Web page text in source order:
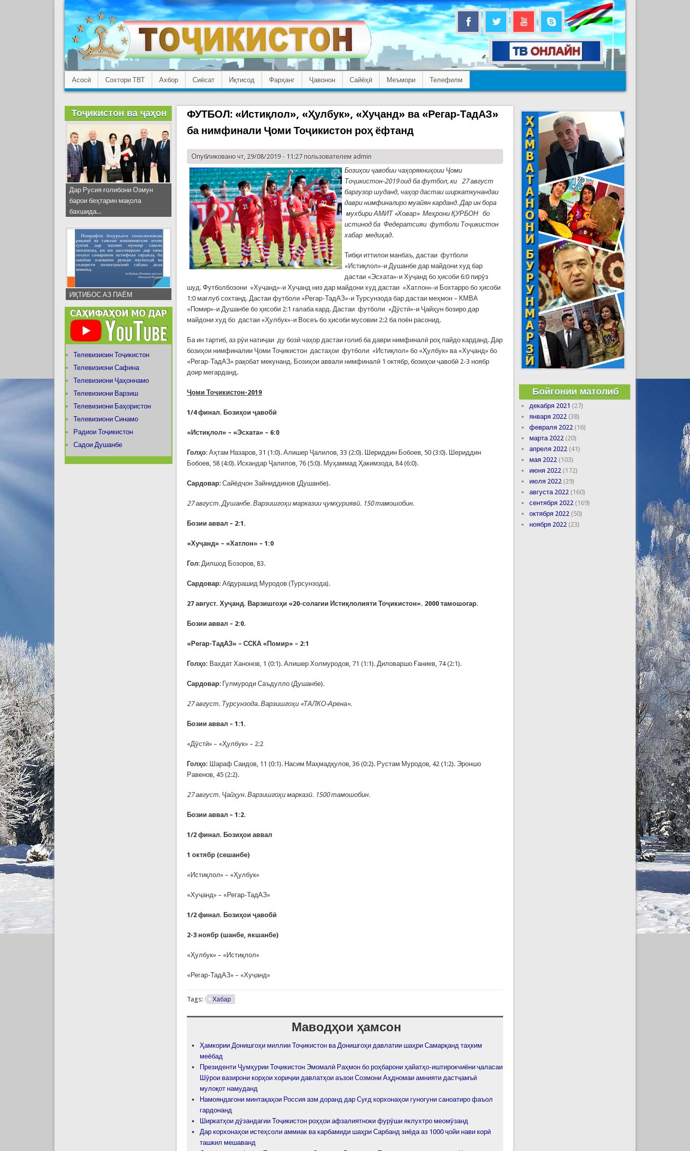
Асосӣ Сохтори ТВТ Ахбор Сиёсат Иқтисод Фарҳанг Ҷавонон Сайёҳӣ Меъмори Телефилм
ФУТБОЛ: «Истиқлол», «Ҳулбук», «Хуҷанд» ва «Регар-ТадАЗ»
ба нимфинали Ҷоми Тоҷикистон роҳ ёфтанд
Опубликовано чт, 29/08/2019 - 11:27 пользователем admin
Бозиҳои ҷавобии чаҳорякниҳоии Ҷоми
Тоҷикистон-2019 оид ба футбол, ки 27 август
баргузор шуданд, чаҳор дастаи ширкаткунандаи
даври нимфиналиро муайян карданд.Дар ин бора
мухбири АМИТ «Ховар» Меҳрони ҚУРБОН бо
истинод ба Федератсияи футболи Тоҷикистон
хабар медиҳад.
Тибқи иттилои манбаъ, дастаи футболи
«Истиқлол»-и Душанбе дар майдони худ бар
дастаи «Эсхата»-и Хуҷанд бо ҳисоби 6:0 пирӯз
шуд. Футболбозони «Хуҷанд»-и Хуҷанд низ дар майдони худ дастаи «Хатлон»-и Бохтарро бо ҳисоби
1:0 мағлуб сохтанд. Дастаи футболи «Регар-ТадАЗ»-и Турсунзода бар дастаи меҳмон – КМВА
«Помир»-и Душанбе бо ҳисоби 2:1 ғалаба кард. Дастаи футболи «Дӯстӣ»-и Ҷайҳун бозиро дар
майдони худ бо дастаи «Ҳулбук»-и Восеъ бо ҳисоби мусовии 2:2 ба поён расонид.
Ба ин тартиб, аз рӯи натиҷаи ду бозӣ чаҳор дастаи ғолиб ба даври нимфиналӣ роҳ пайдо карданд. Дар
бозиҳои нимфиналии Ҷоми Тоҷикистон дастаҳои футболи «Истиқлол» бо «Ҳулбук» ва «Хуҷанд» бо
«Регар-ТадАЗ» рақобат мекунанд. Бозиҳои аввали нимфиналӣ 1 октябр, бозиҳои ҷавобӣ 2-3 ноябр
доир мегарданд.
Ҷоми Тоҷикистон-2019
1/4 финал. Бозиҳои ҷавобӣ
«Истиқлол» – «Эсхата» – 6:0
Голҳо: Аҳтам Назаров, 31 (1:0). Алишер Ҷалилов, 33 (2:0). Шериддин Бобоев, 50 (3:0). Шериддин
Бобоев, 58 (4:0). Искандар Ҷалилов, 76 (5:0). Муҳаммад Ҳакимзода, 84 (6:0).
Сардовар: Сайёдҷон Зайниддинов (Душанбе).
27 август. Душанбе. Варзишгоҳи марказии ҷумҳуриявӣ. 150 тамошобин.
Бозии аввал – 2:1.
«Хуҷанд» – «Хатлон» – 1:0
Гол: Дилшод Бозоров, 83.
Сардовар: Абдурашид Муродов (Турсунзода).
27 август. Хуҷанд. Варзишгоҳи «20-солагии Истиқлолияти Тоҷикистон». 2000 тамошогар.
Бозии аввал – 2:0.
«Регар-ТадАЗ» – ССКА «Помир» – 2:1
Голҳо: Вахдат Ханонов, 1 (0:1). Алишер Холмуродов, 71 (1:1). Диловаршо Ғаниев, 74 (2:1).
Сардовар: Гулмуроди Саъдулло (Душанбе).
27 август. Турсунзода. Варзишгоҳи «ТАЛКО-Арена».
Бозии аввал – 1:1.
«Дӯстӣ» – «Ҳулбук» – 2:2
Голҳо: Шараф Саидов, 11 (0:1). Насим Маҳмадқулов, 36 (0:2). Рустам Муродов, 42 (1:2). Эроншо
Равенов, 45 (2:2).
27 август. Ҷайҳун. Варзишгоҳи марказӣ. 1500 тамошобин.
Бозии аввал – 1:2.
1/2 финал. Бозиҳои аввал
1 октябр (сешанбе)
«Истиқлол» – «Ҳулбук»
«Хуҷанд» – «Регар-ТадАЗ»
1/2 финал. Бозиҳои ҷавобӣ
2-3 ноябр (шанбе, якшанбе)
«Ҳулбук» – «Истиқлол»
«Регар-ТадАЗ» – «Хуҷанд»
Tags: Хабар
Маводҳои ҳамсон
Ҳамкории Донишгоҳи миллии Тоҷикистон ва Донишгоҳи давлатии шаҳри Самарқанд таҳким
меёбад
Президенти Ҷумҳурии Тоҷикистон Эмомалӣ Раҳмон бо роҳбарони ҳайатҳо-иштирокчиёни ҷаласаи
Шӯрои вазирони корҳои хориҷии давлатҳои аъзои Созмони Аҳдномаи амнияти дастҷамъӣ
мулоқот намуданд
Намояндагони минтақаҳои Россия азм доранд дар Суғд корхонаҳои гуногуни саноатиро фаъол
гардонанд
Ширкатҳои дӯзандагии Тоҷикистон роҳҳои афзалиятноки фурӯши яклухтро меомӯзанд
Дар корхонаҳои истеҳсоли аммиак ва карбамиди шаҳри Сарбанд зиёда аз 1000 ҷойи нави корӣ
ташкил мешаванд
Тоҷикистон ва ҷаҳон
Дар Русия ғолибони Озмун
барои беҳтарин мақола
бахшида...
ИҚТИБОС АЗ ПАЁМ
Телевизиоин Тоҷикистон
Телевизиони Сафина
Телевизиони Ҷаҳоннамо
Телевизиони Варзиш
Телевизиони Баҳористон
Телевизиони Синамо
Радиои Тоҷикистон
Садои Душанбе
Бойгонии матолиб
декабря 2021 (27)
января 2022 (38)
февраля 2022 (16)
марта 2022 (20)
апреля 2022 (41)
мая 2022 (103)
июня 2022 (172)
июля 2022 (29)
августа 2022 (160)
сентября 2022 (169)
октября 2022 (50)
ноября 2022 (23)